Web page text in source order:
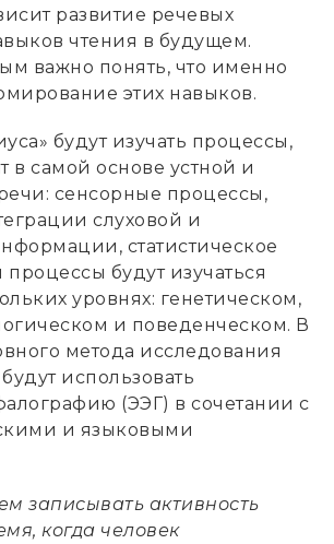
развитие речевых
чтения в будущем.
важно понять, что именно
этих навыков.
будут изучать процессы,
в самой основе устной и
сенсорные процессы,
слуховой и
статистическое
процессы будут изучаться
уровнях: генетическом,
и поведенческом. В
метода исследования
использовать
(ЭЭГ) в сочетании с
и языковыми
записывать активность
когда человек